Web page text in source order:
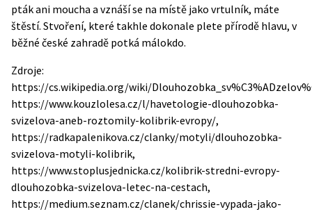
pták ani moucha a vznáší se na místě jako vrtulník, máte
štěstí. Stvoření, které takhle dokonale plete přírodě hlavu, v
běžné české zahradě potká málokdo.
Zdroje:
https://cs.wikipedia.org/wiki/
https://www.kouzlolesa.cz/l/havetologie-dlouhozobka-
svizelova-aneb-roztomily-kolibrik-evropy/,
https://radkapalenikova.cz/clanky/motyli/dlouhozobka-
svizelova-motyli-kolibrik,
https://www.stoplusjednicka.cz/kolibrik-stredni-evropy-
dlouhozobka-svizelova-letec-na-cestach,
https://medium.seznam.cz/clanek/chrissie-vypada-jako-